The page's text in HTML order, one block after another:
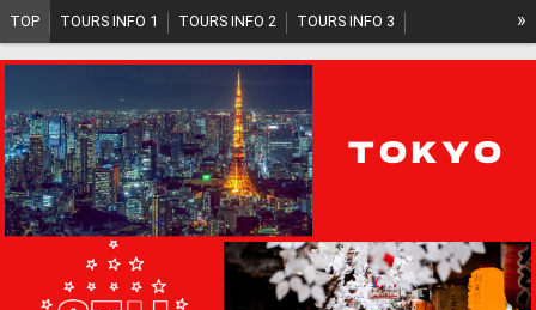
TOP TOURS INFO 1 TOURS INFO 2 TOURS INFO 3
TOURS INFO 4 TOURS INFO 5 TOURS PLAN SYSTEM
ABOUT US GUIDE INFO
»